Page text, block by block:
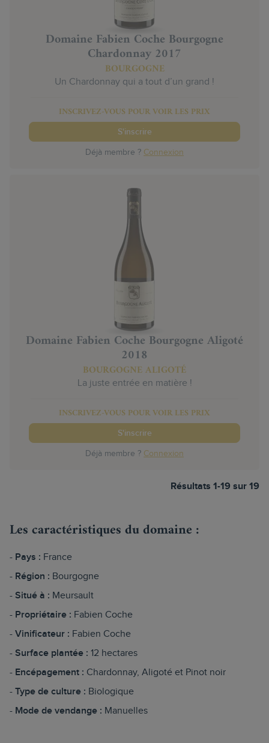
Domaine Fabien Coche Bourgogne
Chardonnay 2017
BOURGOGNE
Un Chardonnay qui a tout d’un grand !
INSCRIVEZ-VOUS POUR VOIR LES PRIX
S'inscrire
Déjà membre ? Connexion
Domaine Fabien Coche Bourgogne Aligoté
2018
BOURGOGNE ALIGOTÉ
La juste entrée en matière !
INSCRIVEZ-VOUS POUR VOIR LES PRIX
S'inscrire
Déjà membre ? Connexion
Résultats 1-19 sur 19
Les caractéristiques du domaine :
Pays : France
Région : Bourgogne
Situé à : Meursault
Propriétaire : Fabien Coche
Vinificateur : Fabien Coche
Surface plantée : 12 hectares
Encépagement : Chardonnay, Aligoté et Pinot noir
Type de culture : Biologique
Mode de vendange : Manuelles